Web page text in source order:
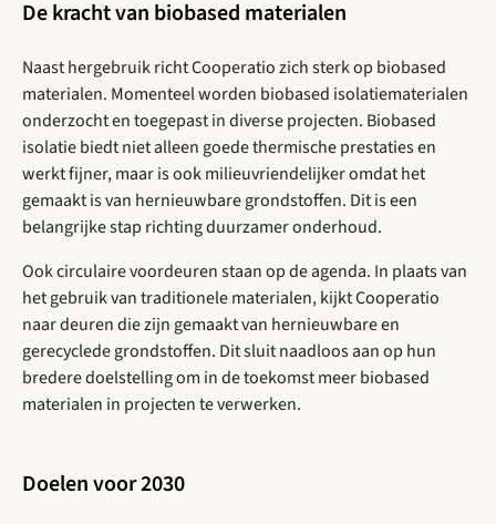
De kracht van biobased materialen
Naast hergebruik richt Cooperatio zich sterk op biobased
materialen. Momenteel worden biobased isolatiematerialen
onderzocht en toegepast in diverse projecten. Biobased
isolatie biedt niet alleen goede thermische prestaties en
werkt fijner, maar is ook milieuvriendelijker omdat het
gemaakt is van hernieuwbare grondstoffen. Dit is een
belangrijke stap richting duurzamer onderhoud.
Ook circulaire voordeuren staan op de agenda. In plaats van
het gebruik van traditionele materialen, kijkt Cooperatio
naar deuren die zijn gemaakt van hernieuwbare en
gerecyclede grondstoffen. Dit sluit naadloos aan op hun
bredere doelstelling om in de toekomst meer biobased
materialen in projecten te verwerken.
Doelen voor 2030